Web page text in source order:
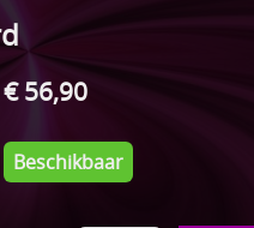
€ 56,90
Beschikbaar